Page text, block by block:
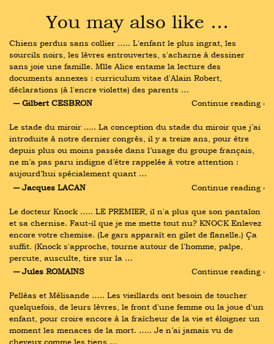
You may also like …
Chiens perdus sans collier ….. L'enfant le plus ingrat, les
sourcils noirs, les lèvres entrouvertes, s'acharne à dessiner
sans joie une famille. Mlle Alice entame la lecture des
documents annexes : curriculum vitae d'Alain Robert,
déclarations (à l'encre violette) des parents …
― Gilbert CESBRON
Continue reading ›
Le stade du miroir ..... La conception du stade du miroir que j’ai
introduite à notre dernier congrès, il y a treize ans, pour être
depuis plus ou moins passée dans l’usage du groupe français,
ne m’a pas paru indigne d’être rappelée à votre attention :
aujourd’hui spécialement quant …
― Jacques LACAN
Continue reading ›
Le docteur Knock ….. LE PREMIER, il n'a plus que son pantalon
et sa chernise. Faut-il que je me mette tout nu? KNOCK Enlevez
encore votre chemise. (Le gars apparaît en gilet de flanelle.) Ça
suffit. (Knock s'approche, tourne autour de l'homme, palpe,
percute, ausculte, tire sur la …
― Jules ROMAINS
Continue reading ›
Pelléas et Mélisande ….. Les vieillards ont besoin de toucher
quelquefois, de leurs lèvres, le front d'une femme ou la joue d'un
enfant, pour croire encore à la fraîcheur de la vie et éloigner un
moment les menaces de la mort. ….. Je n’ai jamais vu de
cheveux comme les tiens …